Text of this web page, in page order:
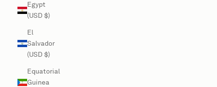
Egypt
(USD $)
El
Salvador
(USD $)
Equatorial
Guinea